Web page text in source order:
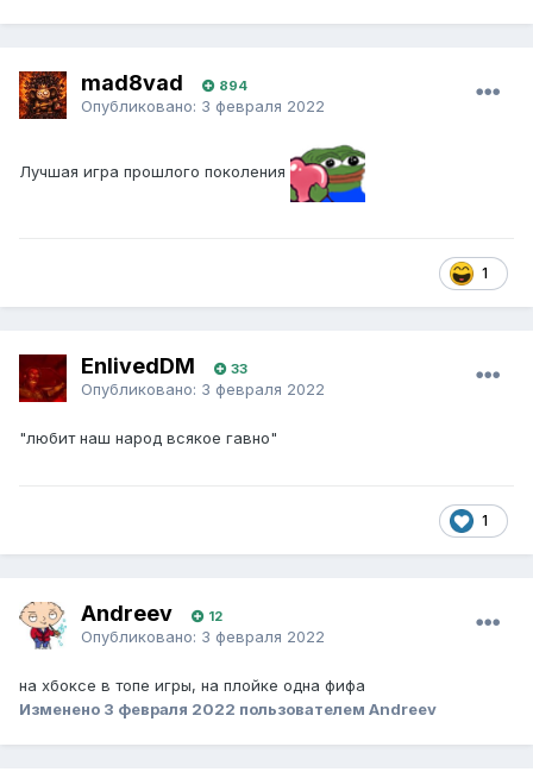
mad8vad 894
Опубликовано: 3 февраля 2022
Лучшая игра прошлого поколения
1
EnlivedDM 33
Опубликовано: 3 февраля 2022
"любит наш народ всякое гавно"
1
Andreev 12
Опубликовано: 3 февраля 2022
на хбоксе в топе игры, на плойке одна фифа
Изменено 3 февраля 2022 пользователем Andreev